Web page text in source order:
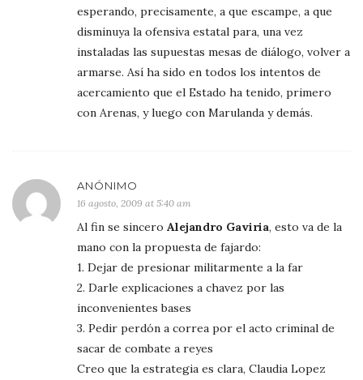
esperando, precisamente, a que escampe, a que
disminuya la ofensiva estatal para, una vez
instaladas las supuestas mesas de diálogo, volver a
armarse. Así ha sido en todos los intentos de
acercamiento que el Estado ha tenido, primero
con Arenas, y luego con Marulanda y demás.
ANÓNIMO
16 agosto, 2009 at 5:40 am
Al fin se sincero Alejandro Gaviria, esto va de la
mano con la propuesta de fajardo:
1. Dejar de presionar militarmente a la far
2. Darle explicaciones a chavez por las
inconvenientes bases
3. Pedir perdón a correa por el acto criminal de
sacar de combate a reyes
Creo que la estrategia es clara, Claudia Lopez